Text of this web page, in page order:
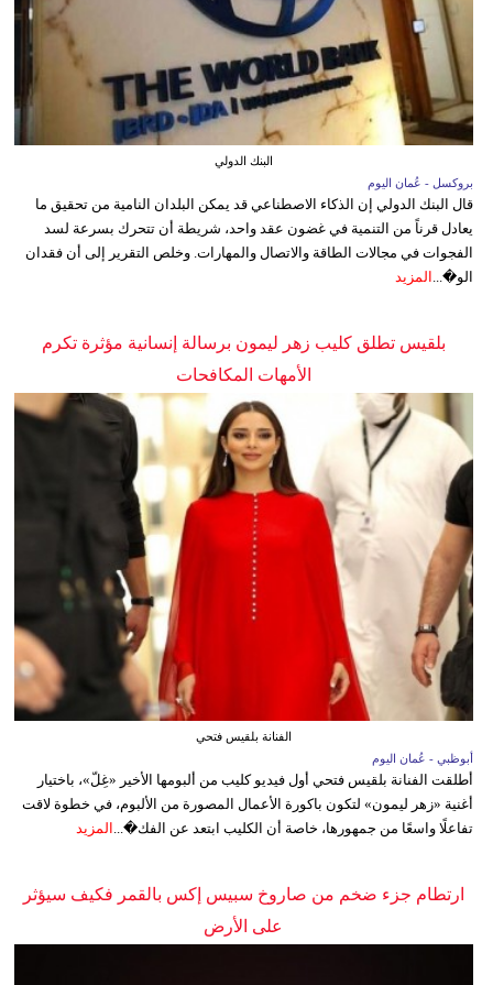
البنك الدولي
بروكسل - عُمان اليوم
قال البنك الدولي إن الذكاء الاصطناعي قد يمكن البلدان النامية من تحقيق ما
يعادل قرناً من التنمية في غضون عقد واحد، شريطة أن تتحرك بسرعة لسد
الفجوات في مجالات الطاقة والاتصال والمهارات. وخلص التقرير إلى أن فقدان
الو�... المزيد
بلقيس تطلق كليب زهر ليمون برسالة إنسانية مؤثرة تكرم
الأمهات المكافحات
الفنانة بلقيس فتحي
أبوظبي - عُمان اليوم
أطلقت الفنانة بلقيس فتحي أول فيديو كليب من ألبومها الأخير «غِلّ»، باختيار
أغنية «زهر ليمون» لتكون باكورة الأعمال المصورة من الألبوم، في خطوة لاقت
تفاعلًا واسعًا من جمهورها، خاصة أن الكليب ابتعد عن الفك�... المزيد
ارتطام جزء ضخم من صاروخ سبيس إكس بالقمر فكيف سيؤثر
على الأرض